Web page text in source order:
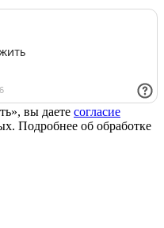
вы даете согласие
Подробнее об обработке